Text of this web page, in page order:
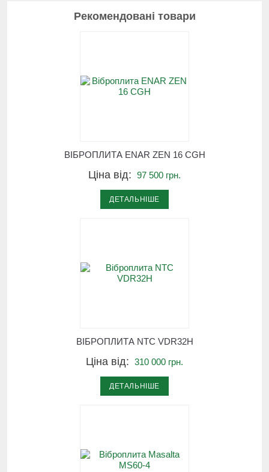
Рекомендовані товари
ВІБРОПЛИТА ЕNAR ZEN 16 CGH
Ціна від: 97 500 грн.
ДЕТАЛЬНІШЕ
ВІБРОПЛИТА NTC VDR32H
Ціна від: 310 000 грн.
ДЕТАЛЬНІШЕ